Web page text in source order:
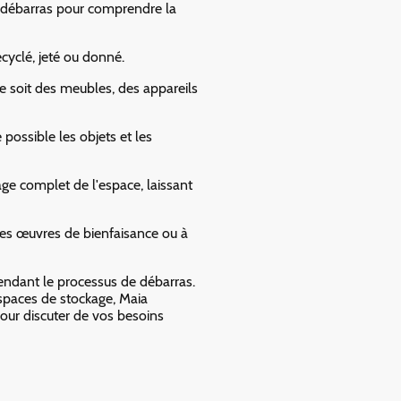
pour comprendre la
jeté ou donné.
soit des meubles, des appareils
les objets et les
complet de l'espace, laissant
œuvres de bienfaisance ou à
le processus de débarras.
de stockage, Maia
discuter de vos besoins